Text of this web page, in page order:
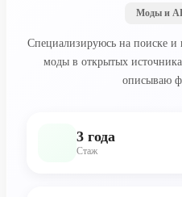
Моды и
Специализируюсь на поиске
моды в открытых
описываю
3 года
Стаж